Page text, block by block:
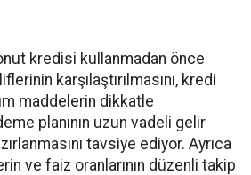
kredisi kullanmadan önce
karşılaştırılmasını, kredi
maddelerin dikkatle
planının uzun vadeli gelir
tavsiye ediyor. Ayrıca
ve faiz oranlarının düzenli takip